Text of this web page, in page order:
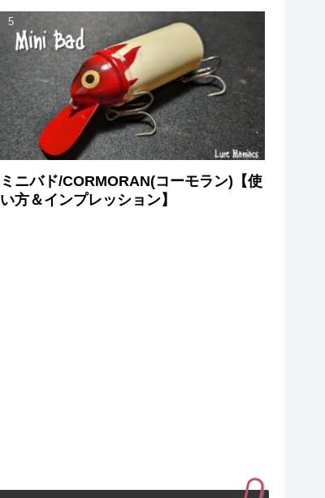
ミニバド/CORMORAN(コーモラン)【使
い方＆インプレッション】